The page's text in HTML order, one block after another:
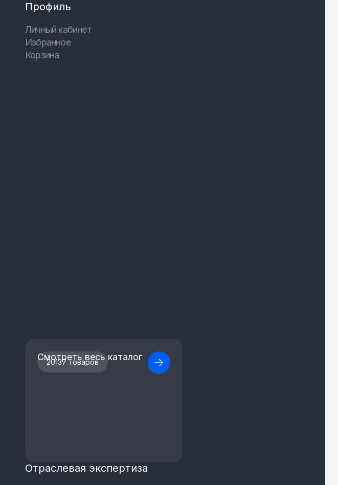
Профиль
Личный кабинет
Избранное
Корзина
20137 товаров
Смотреть весь каталог
Отраслевая экспертиза